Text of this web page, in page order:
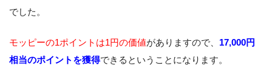
でした。
モッピーの1ポイントは1円の価値がありますので、 17,000円
相当のポイントを獲得できるということになります。